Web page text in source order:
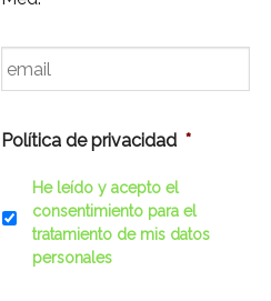
Email *
Política de privacidad *
He leído y acepto el
consentimiento para el
tratamiento de mis datos
personales